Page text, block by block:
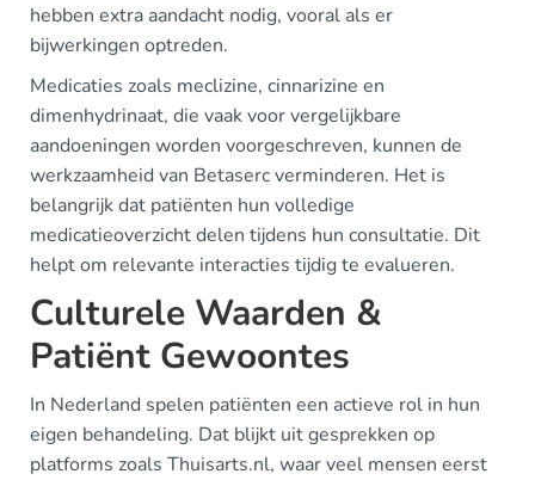
hebben extra aandacht nodig, vooral als er
bijwerkingen optreden.
Medicaties zoals meclizine, cinnarizine en
dimenhydrinaat, die vaak voor vergelijkbare
aandoeningen worden voorgeschreven, kunnen de
werkzaamheid van Betaserc verminderen. Het is
belangrijk dat patiënten hun volledige
medicatieoverzicht delen tijdens hun consultatie. Dit
helpt om relevante interacties tijdig te evalueren.
Culturele Waarden &
Patiënt Gewoontes
In Nederland spelen patiënten een actieve rol in hun
eigen behandeling. Dat blijkt uit gesprekken op
platforms zoals Thuisarts.nl, waar veel mensen eerst